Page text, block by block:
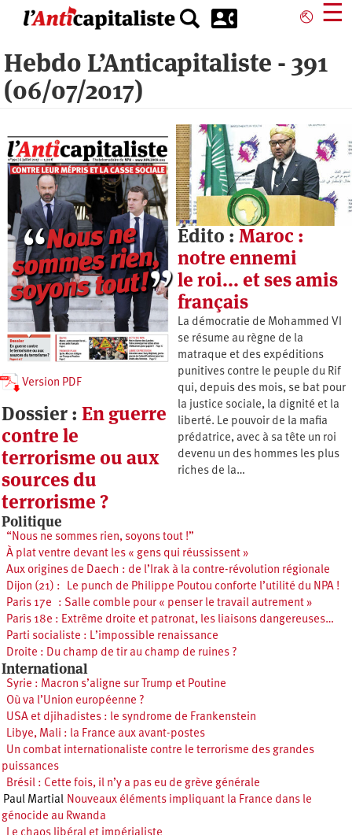
principal
⎋ ☰
Hebdo L’Anticapitaliste - 391
(06/07/2017)
Édito : Maroc :
notre ennemi
le roi... et ses amis
français
La démocratie de Mohammed VI
se résume au règne de la
matraque et des expéditions
punitives contre le peuple du Rif
qui, depuis des mois, se bat pour
la justice sociale, la dignité et la
liberté. Le pouvoir de la mafia
prédatrice, avec à sa tête un roi
devenu un des hommes les plus
riches de la…
Version PDF
Dossier : En guerre
contre le
terrorisme ou aux
sources du
terrorisme ?
Politique
“Nous ne sommes rien, soyons tout !”
À plat ventre devant les « gens qui réussissent »
Aux origines de Daech : de l’Irak à la contre-révolution régionale
Dijon (21) : Le punch de Philippe Poutou conforte l’utilité du NPA !
Paris 17e : Salle comble pour « penser le travail autrement »
Paris 18e : Extrême droite et patronat, les liaisons dangereuses…
Parti socialiste : L’impossible renaissance
Droite : Du champ de tir au champ de ruines ?
International
Syrie : Macron s’aligne sur Trump et Poutine
Où va l’Union européenne ?
USA et djihadistes : le syndrome de Frankenstein
Libye, Mali : la France aux avant-postes
Un combat internationaliste contre le terrorisme des grandes
puissances
Brésil : Cette fois, il n’y a pas eu de grève générale
Paul Martial Nouveaux éléments impliquant la France dans le
génocide au Rwanda